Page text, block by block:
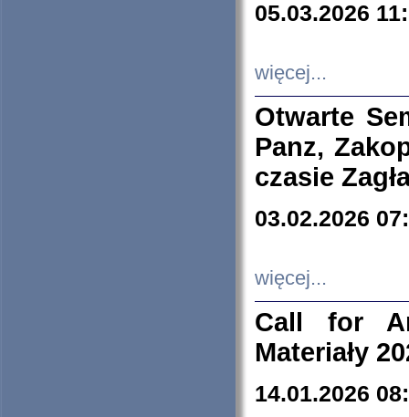
05.03.2026
więcej...
Otwarte
Panz,
czasie
03.02.2026
więcej...
Call for
Materiały
14.01.2026